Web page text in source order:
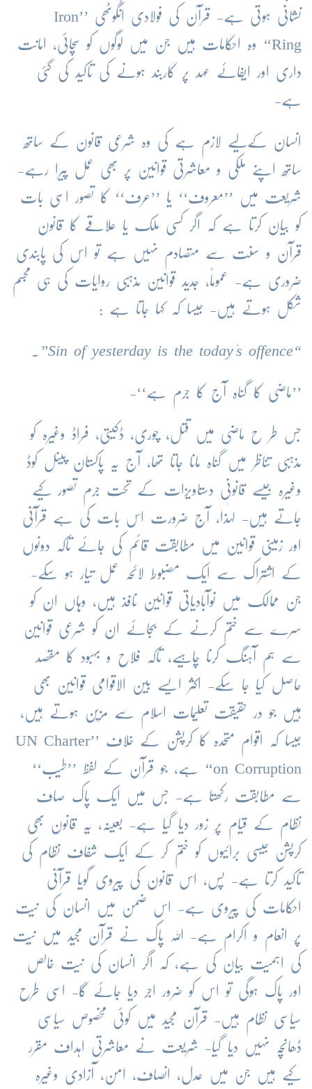
نشانی ہوتی ہے- قرآن کی فولادی انگوٹھی ’’Iron
Ring‘‘ وہ احکامات ہیں جن میں لوگوں کو سچائی، امانت
داری اور ایفائے عہد پر کاربند ہونے کی تاکید کی گئی
ہے-
انسان کےلیے لازم ہے کی وہ شرعی قانون کے ساتھ
ساتھ اپنے ملکی و معاشرتی قوانین پر بھی عمل پیرا رہے-
شریعت میں ’’معروف‘‘ یا ’’عرف‘‘ کا تصور اسی بات
کو بیان کرتا ہے کہ اگر کسی ملک یا علاقے کا قانون
قرآن و سنت سے متصادم نہیں ہے تو اس کی پابندی
ضروری ہے- عموماً، جدید قوانین مذہبی روایات کی ہی مجسم
شکل ہوتے ہیں- جیسا کہ کہا جاتا ہے :
“Sin of yesterday is the today's offence”.
’’ماضی کا گناہ آج کا جرم ہے‘‘-
جس طر ح ماضی میں قتل، چوری، ڈکیتی، فراڈ وغیرہ کو
مذہبی تناظر میں گناہ مانا جاتا تھا، آج یہ پاکستان پینل کوڈ
وغیرہ جیسے قانونی دستاویزات کے تحت جرم تصور کیے
جاتے ہیں- لہٰذا، آج ضرورت اس بات کی ہے قرآنی
اور زمینی قوانین میں مطابقت قائم کی جائے تاکہ دونوں
کے اشتراک سے ایک مضبوط لائحہ عمل تیار ہو سکے-
جن ممالک میں نوآبادیاتی قوانین نافذ ہیں، وہاں ان کو
سرے سے ختم کرنے کے بجائے ان کو شرعی قوانین
سے ہم آہنگ کرنا چاہیے، تاکہ فلاح و بہبود کا مقصد
حاصل کیا جا سکے- اکثر ایسے بین الاقوامی قوانین بھی
ہیں جو در حقیقت تعلیمات اسلام سے مزین ہوتے ہیں،
جیسا کہ اقوام متحدہ کا کرپشن کے خلاف ’’UN Charter
on Corruption‘‘ ہے، جو قرآن کے لفظ ’’طیب‘‘
سے مطابقت رکھتا ہے- جس میں ایک پاک صاف
نظام کے قیام پر زور دیا گیا ہے- بعینہ، یہ قانون بھی
کرپشن جیسی برائیوں کو ختم کر کے ایک شفاف نظام کی
تاکید کرتا ہے- پس، اس قانون کی پیروی گویا قرآنی
احکامات کی پیروی ہے- اس ضمن میں انسان کی نیت
پر انعام و اکرام ہے- اللہ پاک نے قرآن مجید میں نیت
کی اہمیت بیان کی ہے، کہ اگر انسان کی نیت خالص
اور پاک ہوگی تو اس کو ضرور اجر دیا جائے گا- اسی طرح
سیاسی نظام ہیں- قرآن مجید میں کوئی مخصوص سیاسی
ڈھانچہ نہیں دیا گیا- شریعت نے معاشرتی اہداف مقرر
کیے ہیں جن میں عدل، انصاف، امن، آزادی وغیرہ